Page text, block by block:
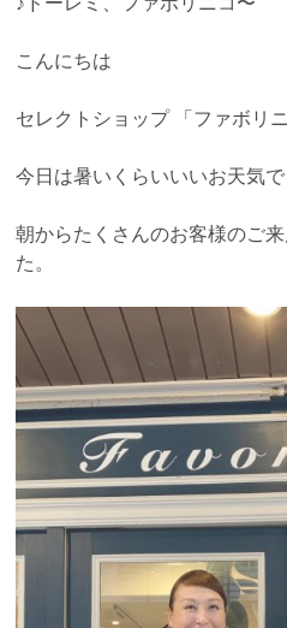
こんにちは
セレクトショップ 「ファボリ
今日は暑いくらいいいお天気で
朝からたくさんのお客様のご
た。